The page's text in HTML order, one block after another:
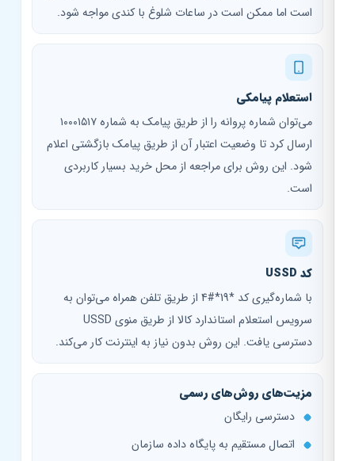
است اما ممکن است در ساعات شلوغ با کندی مواجه شود.
استعلام پیامکی
می‌توان شماره پروانه را از طریق پیامک به شماره ۱۰۰۰۱۵۱۷
ارسال کرد تا وضعیت اعتبار آن از طریق پیامک بازگشتی اعلام
شود. این روش برای مراجعه از محل خرید بسیار کاربردی
است.
با شماره‌گیری کد*19*4#
از طریق تلفن همراه می‌توان به
سرویس استعلام استاندارد کالا از طریق منوی USSD
دسترسی یافت. این روش بدون نیاز به اینترنت کار می‌کند.
مزیت‌های روش‌های رسمی
دسترسی رایگان
اتصال مستقیم به پایگاه داده سازمان